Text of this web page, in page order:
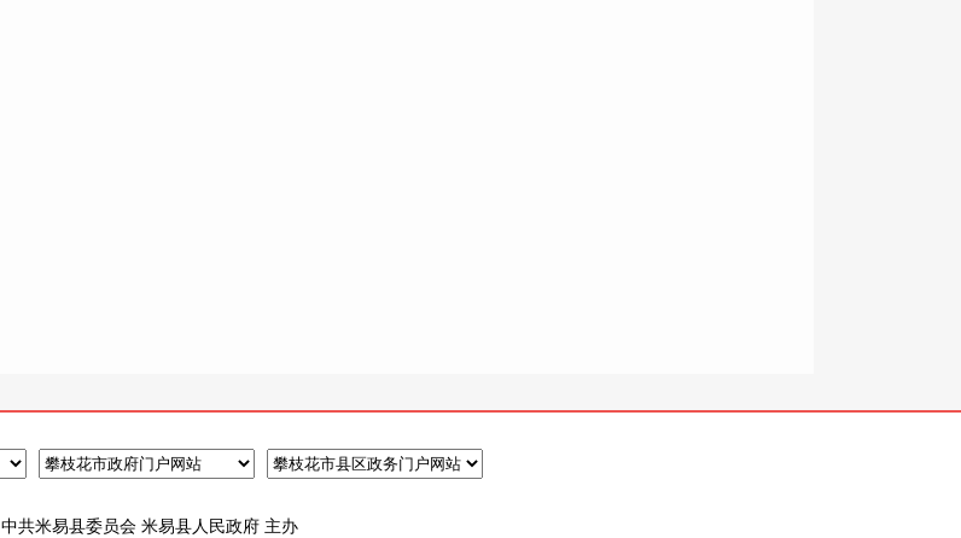
中共米易县委员会 米易县人民政府 主办